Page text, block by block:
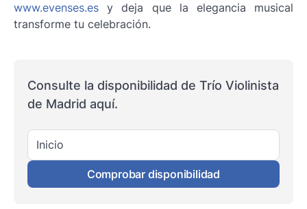
www.evenses.es y deja que la elegancia musical
transforme tu celebración.
Consulte la disponibilidad de Trío Violinista
de Madrid aquí.
Inicio
Comprobar disponibilidad